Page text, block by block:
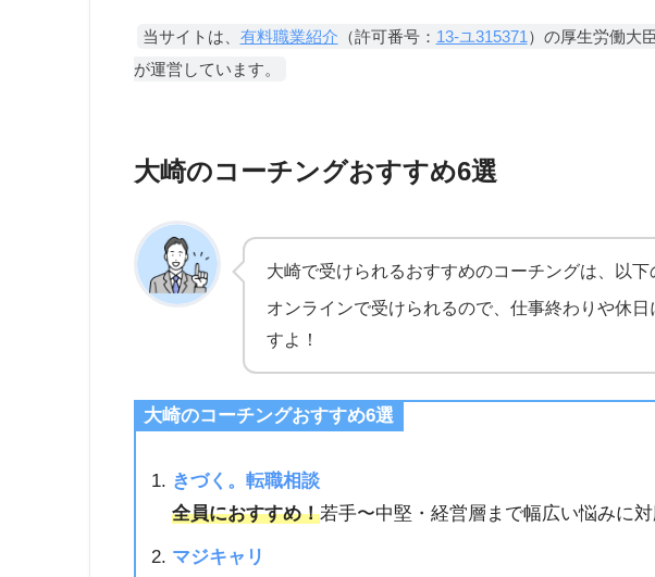
当サイトは、 有料職業紹介 （許可番号： 13-ユ315371 ）の厚生労働大
が運営しています。
大崎のコーチングおすすめ6選
大崎で受けられるおすすめのコーチングは、以下
オンラインで受けられるので、仕事終わりや休
すよ！
大崎のコーチングおすすめ6選
きづく。転職相談
全員におすすめ！若手〜中堅・経営層まで幅広い悩みに対
マジキャリ